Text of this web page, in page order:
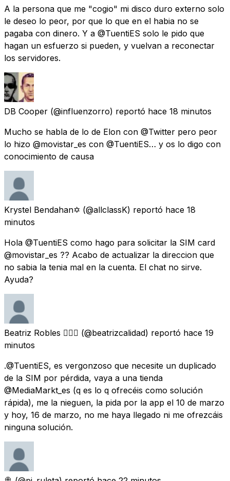
A la persona que me "cogio" mi disco duro externo solo
le deseo lo peor, por que lo que en el habia no se
pagaba con dinero. Y a @TuentiES solo le pido que
hagan un esfuerzo si pueden, y vuelvan a reconectar
los servidores.
DB Cooper (@influenzorro) reportó hace 18 minutos
Mucho se habla de lo de Elon con @Twitter pero peor
lo hizo @movistar_es con @TuentiES… y os lo digo con
conocimiento de causa
Krystel Bendahan✡ (@allclassK) reportó hace 18
minutos
Hola @TuentiES como hago para solicitar la SIM card
@movistar_es ?? Acabo de actualizar la direccion que
no sabia la tenia mal en la cuenta. El chat no sirve.
Ayuda?
Beatriz Robles 🏳️‍🌈💜 (@beatrizcalidad) reportó hace 19
minutos
.@TuentiES, es vergonzoso que necesite un duplicado
de la SIM por pérdida, vaya a una tienda
@MediaMarkt_es (q es lo q ofrecéis como solución
rápida), me la nieguen, la pida por la app el 10 de marzo
y hoy, 16 de marzo, no me haya llegado ni me ofrezcáis
ninguna solución.